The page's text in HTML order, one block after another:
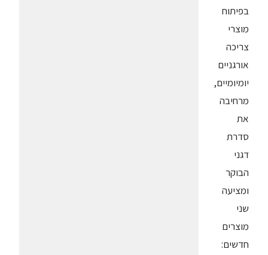
בפיתוח
מוצרי
צריכה
אורגניים
יומיומיים,
מרחיבה
את
סדרת
דגני
הבוקר
ומציעה
שני
מוצרים
חדשים: